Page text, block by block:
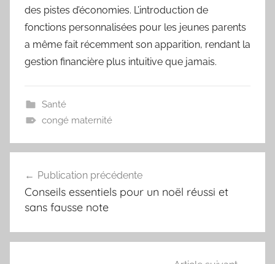
des pistes d’économies. L’introduction de
fonctions personnalisées pour les jeunes parents
a même fait récemment son apparition, rendant la
gestion financière plus intuitive que jamais.
Santé
congé maternité
de
l’article
Publication précédente
Conseils essentiels pour un noël réussi et
sans fausse note